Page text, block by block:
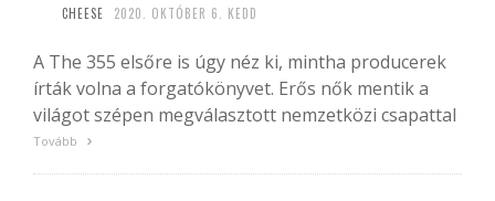
CHEESE 2020. OKTÓBER 6. KEDD
A The 355 elsőre is úgy néz ki, mintha producerek
írták volna a forgatókönyvet. Erős nők mentik a
világot szépen megválasztott nemzetközi csapattal
Tovább